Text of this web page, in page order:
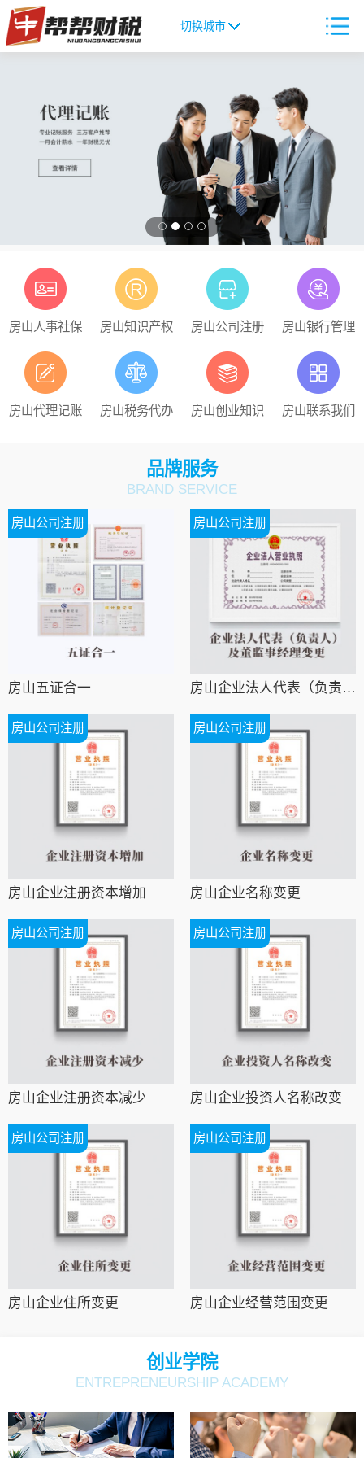
切换城市
房山人事社保 房山知识产权 房山公司注册 房山银行管理
房山代理记账 房山税务代办 房山创业知识 房山联系我们
品牌服务
BRAND SERVICE
房山公司注册
房山五证合一
房山公司注册
房山企业法人代表（负责人）及董监事经理变更
房山公司注册
房山企业注册资本增加
房山公司注册
房山企业名称变更
房山公司注册
房山企业注册资本减少
房山公司注册
房山企业投资人名称改变
房山公司注册
房山企业住所变更
房山公司注册
房山企业经营范围变更
创业学院
ENTREPRENEURSHIP ACADEMY